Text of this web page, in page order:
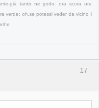
già tanto ne godo; ora scura ora
verde; oh,se potessi veder da vicino i
17